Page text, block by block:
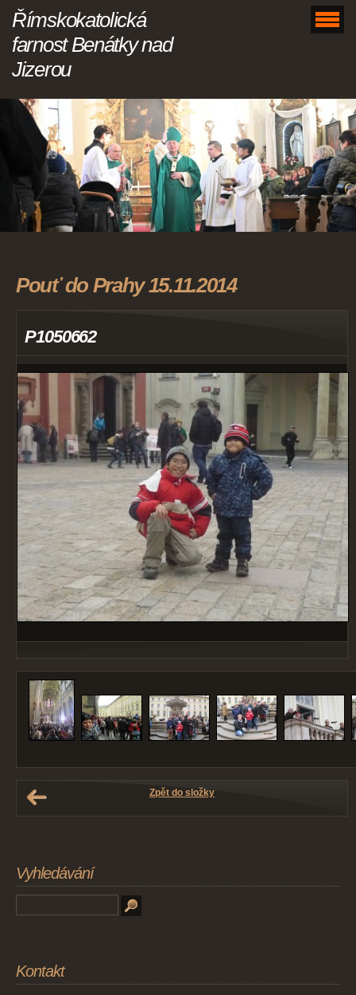
Římskokatolická
farnost Benátky nad
Jizerou
Pouť do Prahy 15.11.2014
P1050662
Zpět do složky
Vyhledávání
Kontakt